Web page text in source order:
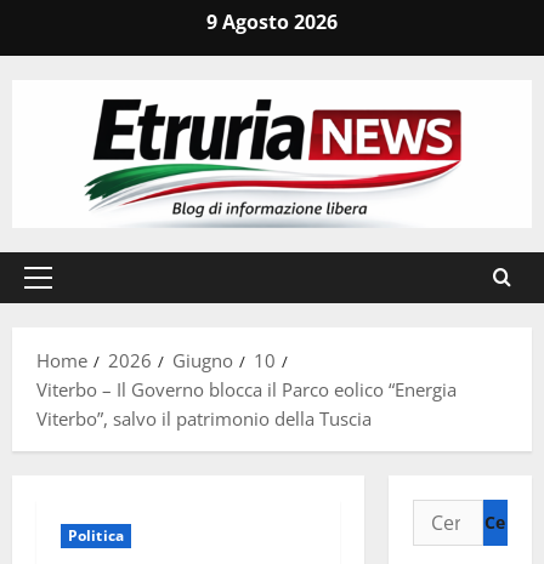
9 Agosto 2026
Menu
Home
2026 Giugno
10
Viterbo – Il Governo blocca il Parco eolico “Energia
Viterbo”, salvo il patrimonio della Tuscia
Politica
Ricerca
per: